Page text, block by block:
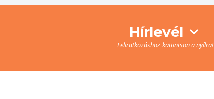
Hírlevél
Feliratkozáshoz kattintson a nyílra!